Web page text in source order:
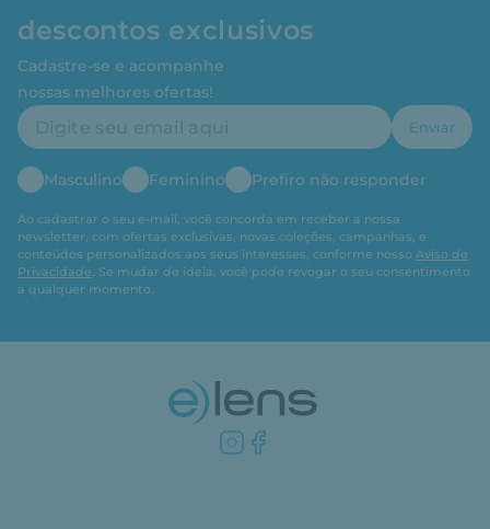
descontos exclusivos
Cadastre-se e acompanhe
nossas melhores ofertas!
Enviar
Masculino Feminino Prefiro não responder
Ao cadastrar o seu e-mail, você concorda em receber a nossa
newsletter, com ofertas exclusivas, novas coleções, campanhas, e
conteúdos personalizados aos seus interesses, conforme nosso Aviso de
Privacidade. Se mudar de ideia, você pode revogar o seu consentimento
a qualquer momento.